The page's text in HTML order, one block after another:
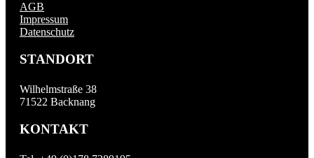
AGB
Impressum
Datenschutz
STANDORT
Wilhelmstraße 38
71522 Backnang
KONTAKT